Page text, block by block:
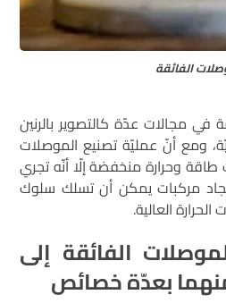
الفائقة
في مجالات عدّة كالتصوير بالرنين
ومع أنّ عمليّة تصنيع الموصلات
وحرارة منخفضة إلّا أنّه تجري
مركبات يمكن أن تسلك سلوك
العالية.
الفائقة إلى
بعدّة خصائص